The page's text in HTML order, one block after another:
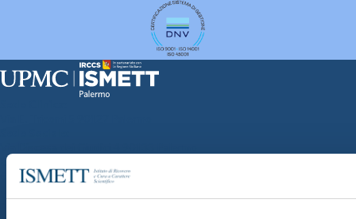
Capitale sociale:
€2.000.000, interamente versato